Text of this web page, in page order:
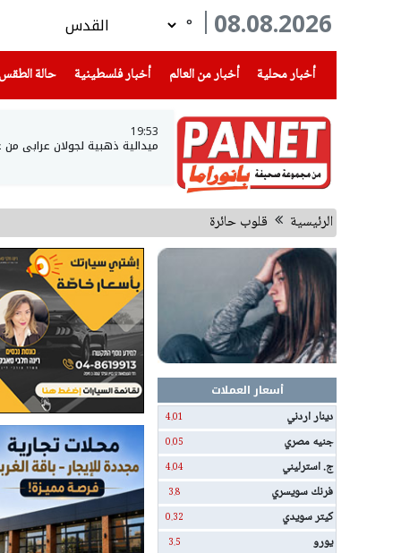
08.08.2026
°
أخبار محلية
(current) أخبار من العالم أخبار فلسطينية(current) حالة الطقس
19:53
ميدالية ذهبية لجولان عرابي
الرئيسية قلوب حائرة
أسعار العملات
دينار اردني
4.01
جنيه مصري 0.05
ج. استرليني 4.04
فرنك سويسري 3.8
كيتر سويدي 0.32
يورو 3.5